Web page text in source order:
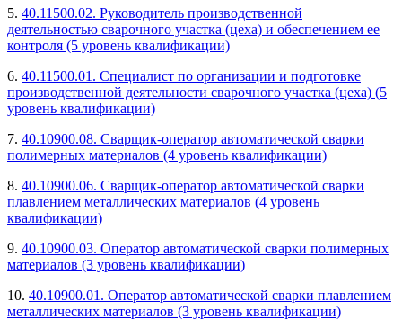
5. 40.11500.02. Руководитель производственной
деятельностью сварочного участка (цеха) и обеспечением ее
контроля (5 уровень квалификации)
6. 40.11500.01. Специалист по организации и подготовке
производственной деятельности сварочного участка (цеха) (5
уровень квалификации)
7. 40.10900.08. Сварщик-оператор автоматической сварки
полимерных материалов (4 уровень квалификации)
8. 40.10900.06. Сварщик-оператор автоматической сварки
плавлением металлических материалов (4 уровень
квалификации)
9. 40.10900.03. Оператор автоматической сварки полимерных
материалов (3 уровень квалификации)
10. 40.10900.01. Оператор автоматической сварки плавлением
металлических материалов (3 уровень квалификации)